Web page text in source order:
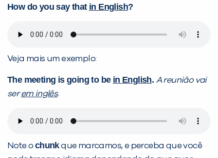
How do you say that in English?
Veja mais um exemplo:
The meeting is going to be in English. A reunião vai
serem inglês.
Note o chunkque marcamos, e perceba que você